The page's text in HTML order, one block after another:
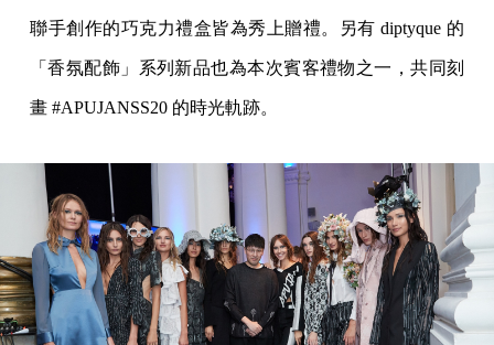
聯手創作的巧克力禮盒皆為秀上贈禮。另有 diptyque 的
「香氛配飾」系列新品也為本次賓客禮物之一，共同刻
畫 #APUJANSS20 的時光軌跡。